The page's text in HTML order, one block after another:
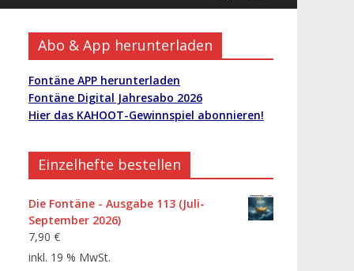
Abo & App herunterladen
Fontäne APP herunterladen
Fontäne Digital Jahresabo 2026
Hier das KAHOOT-Gewinnspiel abonnieren!
Einzelhefte bestellen
Die Fontäne - Ausgabe 113 (Juli-
September 2026)
7,90 €
inkl. 19 % MwSt.